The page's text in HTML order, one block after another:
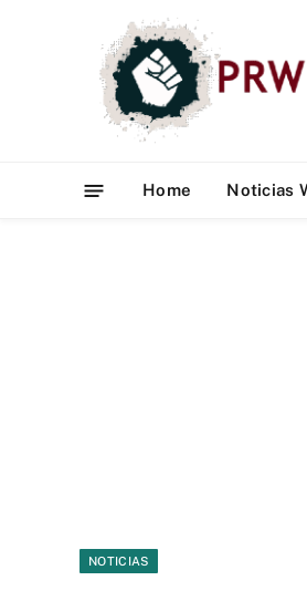
Home Noticias
NOTICIAS